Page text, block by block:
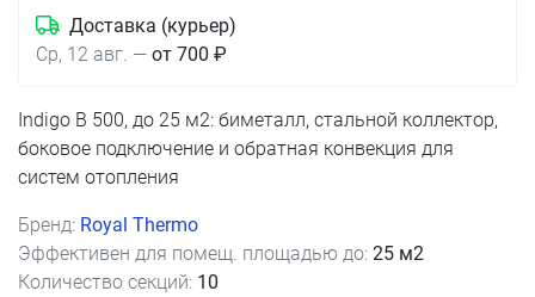
Доставка (курьер)
Ср, 12 авг. — от 700 ₽
Indigo B 500, до 25 м2: биметалл, стальной коллектор,
боковое подключение и обратная конвекция для
систем отопления
Бренд: Royal Thermo
Эффективен для помещ. площадью до: 25 м2
Количество секций: 10